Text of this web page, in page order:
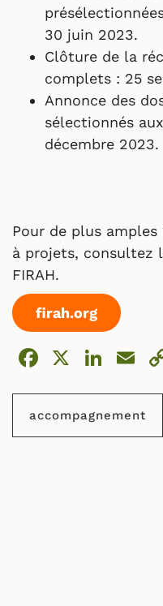
30 juin 2023.
Clôture de la
complets : 25
Annonce des
sélectionnés
décembre 2023.
Pour de plus
à projets, consultez
FIRAH.
firah.org
Facebook
X
accompagnement